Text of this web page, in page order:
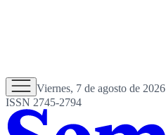
Viernes, 7 de agosto de 2026
ISSN 2745-2794